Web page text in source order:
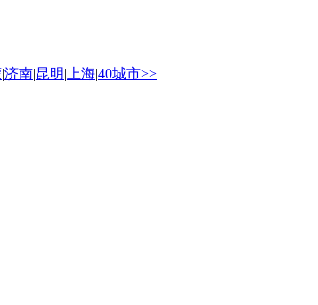
|济南|昆明| 上海|40城市>>